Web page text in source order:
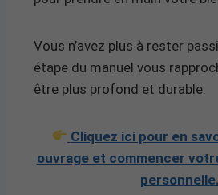
Vous n’avez plus à rester
étape du manuel vous
être plus profond et durable.
Cliquez ici pour en
ouvrage et commencer
personnelle.